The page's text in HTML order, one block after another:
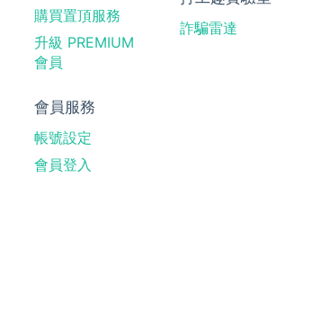
購買置頂服務
升級 PREMIUM
會員
會員服務
帳號設定
會員登入
詐騙雷達